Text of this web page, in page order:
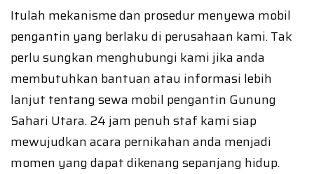
Itulah mekanisme dan prosedur menyewa mobil
pengantin yang berlaku di perusahaan kami. Tak
perlu sungkan menghubungi kami jika anda
membutuhkan bantuan atau informasi lebih
lanjut tentang sewa mobil pengantin Gunung
Sahari Utara. 24 jam penuh staf kami siap
mewujudkan acara pernikahan anda menjadi
momen yang dapat dikenang sepanjang hidup.